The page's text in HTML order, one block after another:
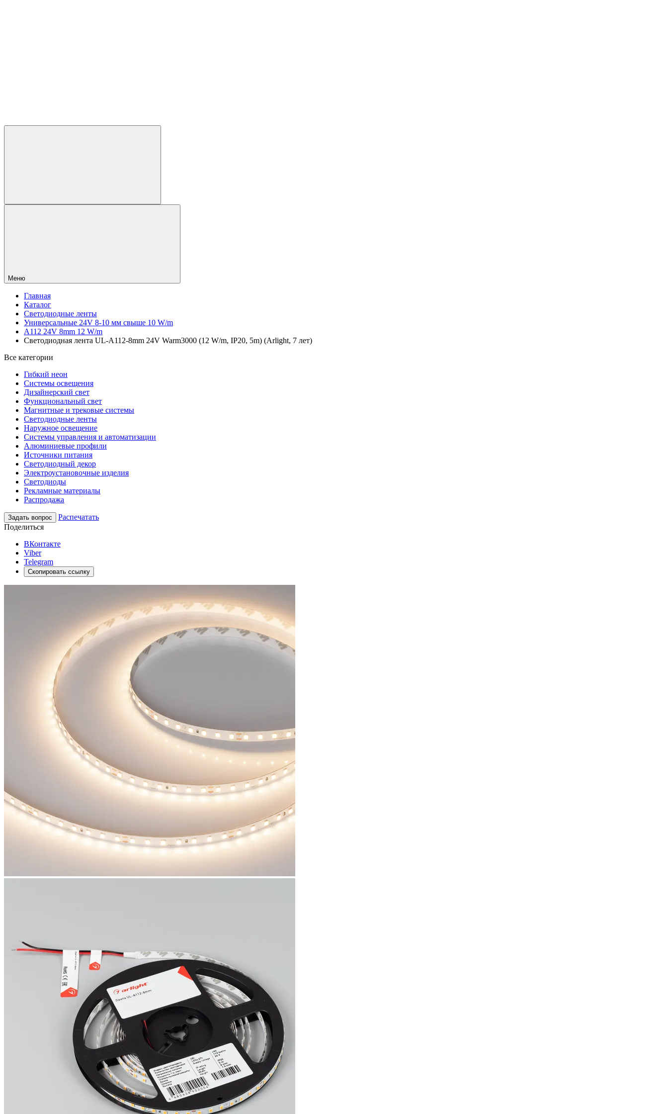
Меню
Главная
Каталог
Светодиодные ленты
Универсальные 24V 8-10 мм свыше 10 W/m
A112 24V 8mm 12 W/m
Светодиодная лента UL-A112-8mm 24V Warm3000 (12 W/m, IP20, 5m) (Arlight, 7 лет)
Все категории
Гибкий неон
Системы освещения
Дизайнерский свет
Функциональный свет
Магнитные и трековые системы
Светодиодные ленты
Наружное освещение
Системы управления и автоматизации
Алюминиевые профили
Источники питания
Светодиодный декор
Электроустановочные изделия
Светодиоды
Рекламные материалы
Распродажа
Задать вопрос
Распечатать
Поделиться
ВКонтакте
Viber
Telegram
Скопировать ссылку